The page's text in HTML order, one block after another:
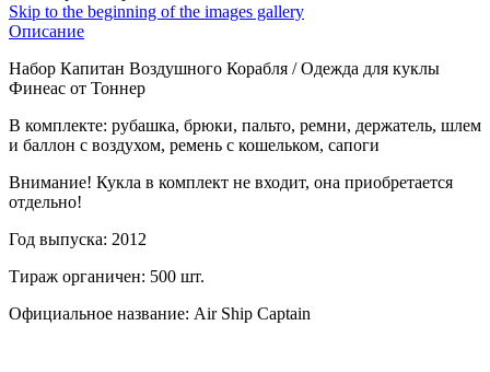
Skip to the beginning of the images gallery
Описание
Набор Капитан Воздушного Корабля / Одежда для куклы
Финеас от Тоннер
В комплекте: рубашка, брюки, пальто, ремни, держатель, шлем
и баллон с воздухом, ремень с кошельком, сапоги
Внимание! Кукла в комплект не входит, она приобретается
отдельно!
Год выпуска: 2012
Тираж органичен: 500 шт.
Официальное название: Air Ship Captain